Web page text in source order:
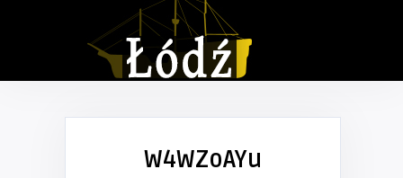
W4WZoAYu